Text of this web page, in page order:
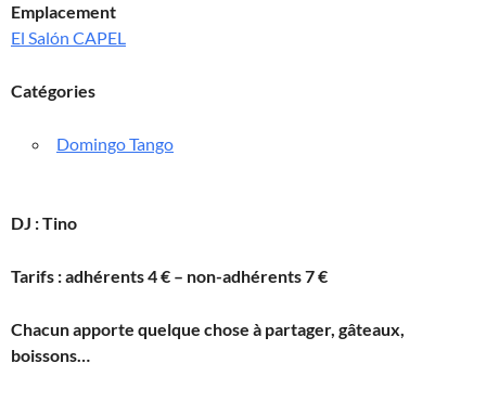
Emplacement
El Salón CAPEL
Catégories
Domingo Tango
DJ : Tino
Tarifs : adhérents 4 € – non-adhérents 7 €
Chacun apporte quelque chose à partager, gâteaux,
boissons…